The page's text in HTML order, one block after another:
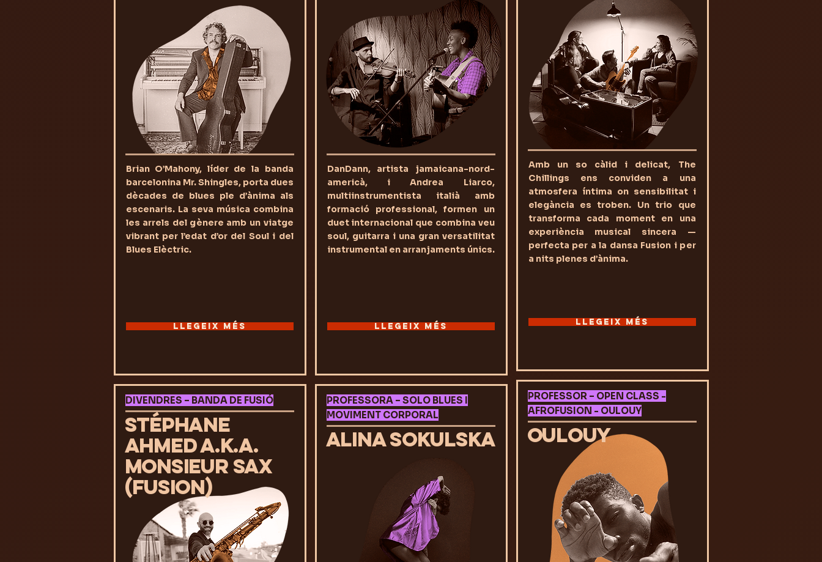
Brian O’Mahony, líder de la banda
barcelonina Mr. Shingles, porta dues
dècades de blues ple d’ànima als
escenaris. La seva música combina
les arrels del gènere amb un viatge
vibrant per l’edat d’or del Soul i del
Blues Elèctric.
LLEGEIX MÉS
DIVENDRES – BANDA DE FUSIÓ
STÉPHANE
AHMED a.k.a.
MONSIEUR SAX
(Fusion)
DanDann, artista jamaicana-nord-
americà, i Andrea Liarco,
multiinstrumentista italià amb
formació professional, formen un
duet internacional que combina veu
soul, guitarra i una gran versatilitat
instrumental en arranjaments únics.
LLEGEIX MÉS
PROFESSORA – SOLO BLUES I
MOVIMENT CORPORAL
ALINA SOKULSKA
Amb un so càlid i delicat, The
Chillings ens conviden a una
atmosfera íntima on sensibilitat i
elegància es troben. Un trio que
transforma cada moment en una
experiència musical sincera —
perfecta per a la dansa Fusion i per
a nits plenes d’ànima.
LLEGEIX MÉS
PROFESSOR – OPEN CLASS -
AFROFUSION - OULOUY
OULOUY